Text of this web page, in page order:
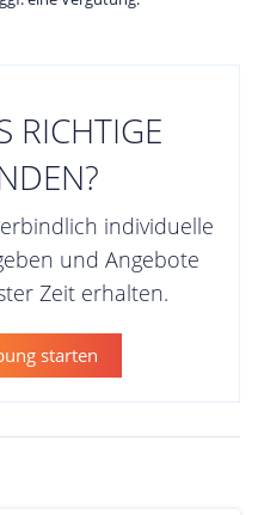
RICHTIGE
individuelle
und Angebote
Zeit erhalten.
starten